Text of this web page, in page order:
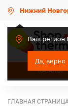
Нижний
Ваш регион
Да, верно
КАТАЛОГ
ГЛАВНАЯ